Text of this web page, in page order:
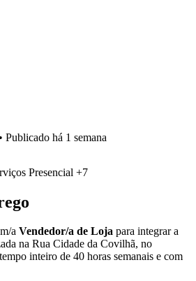
• Publicado há 1 semana
Presencial +7
a Vendedor/a de Loja para integrar a
na Rua Cidade da Covilhã, no
inteiro de 40 horas semanais e com